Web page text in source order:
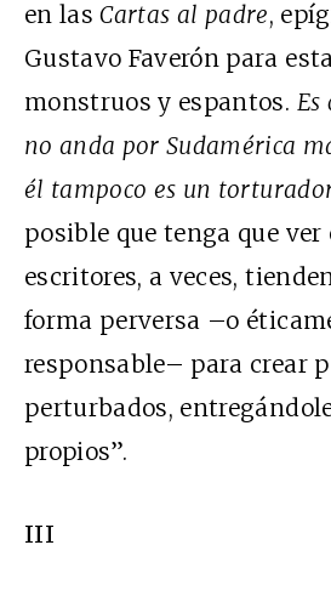
en lasCartas al padre,
Gustavo Faverón para
monstruos y espantos.
no anda por Sudamérica
él tampoco es un
posible que tenga que ver
escritores, a veces,
forma perversa –o
responsable– para crear
perturbados,
propios”.
III